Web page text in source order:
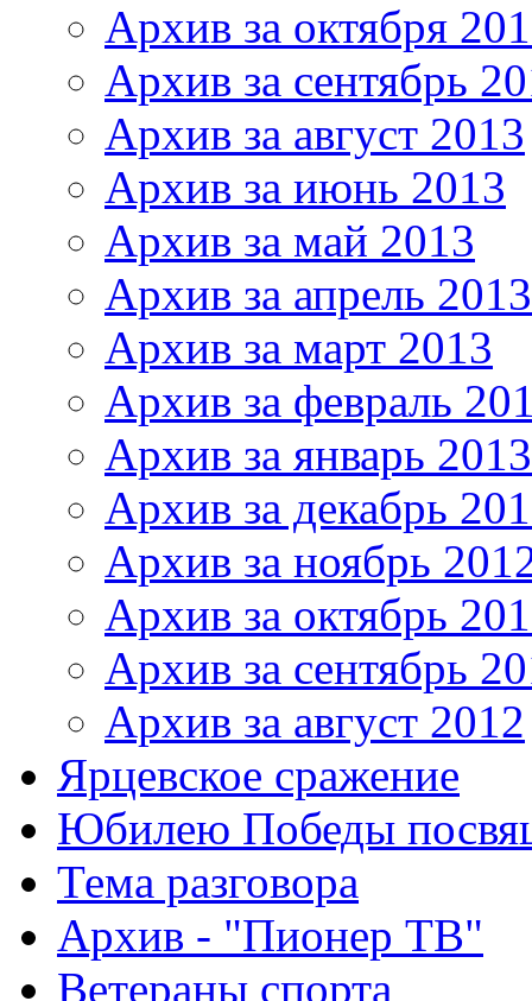
Архив за октября
Архив за сентябрь
Архив за август 2013
Архив за июнь 2013
Архив за май 2013
Архив за апрель 2013
Архив за март 2013
Архив за февраль
Архив за январь 2013
Архив за декабрь
Архив за ноябрь
Архив за октябрь
Архив за сентябрь
Архив за август 2012
Ярцевское сражение
Юбилею Победы
Тема разговора
Архив - "Пионер ТВ"
Ветераны спорта